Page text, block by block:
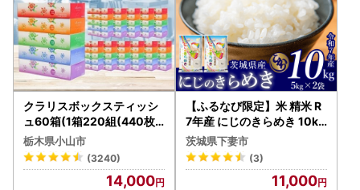
クラリスボックスティッシ
ュ60箱(1箱220組(440枚))
(5個入り×12セット)【配送
不可地域：離島・沖縄県】
【1256759】
栃木県小山市
(3240)
14,000
【ふるなび限定】米 精米 R
7年産 にじのきらめき 10kg
10月 FN-Limited-PR
茨城県下妻市
(3)
11,000